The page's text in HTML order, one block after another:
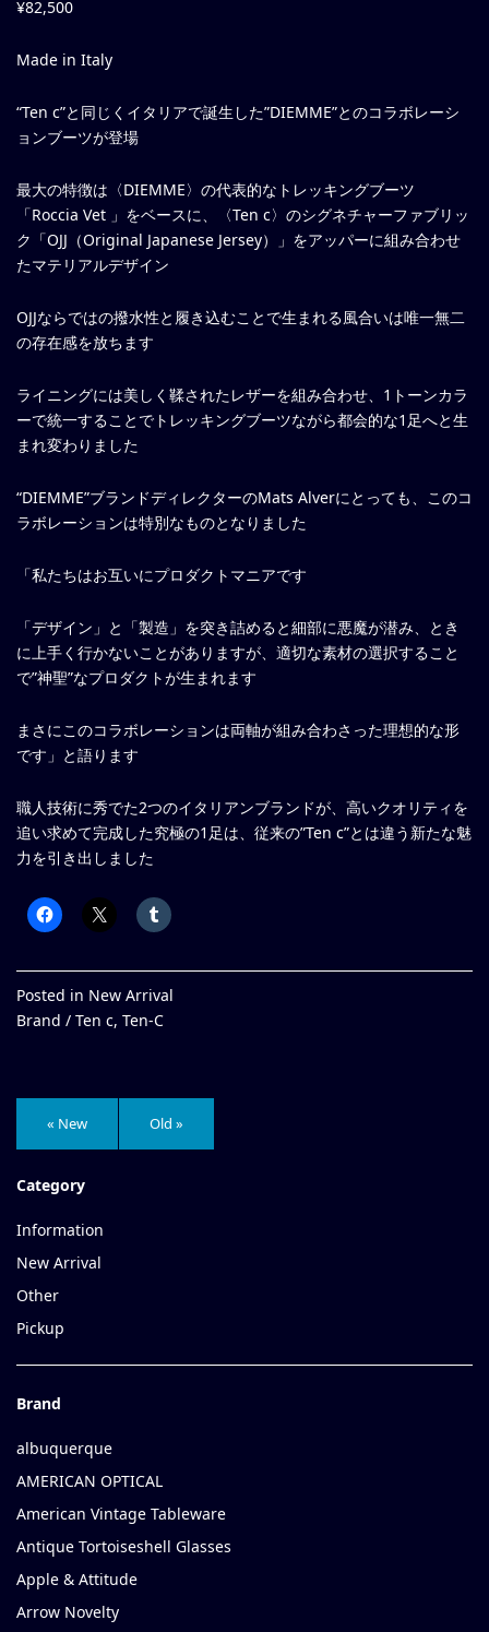
¥82,500
Made in Italy
“Ten c”と同じくイタリアで誕生した”DIEMME”とのコラボレーシ
ョンブーツが登場
最大の特徴は〈DIEMME〉の代表的なトレッキングブーツ
「Roccia Vet 」をベースに、〈Ten c〉のシグネチャーファブリッ
ク「OJJ（Original Japanese Jersey）」をアッパーに組み合わせ
たマテリアルデザイン
OJJならではの撥水性と履き込むことで生まれる風合いは唯一無二
の存在感を放ちます
ライニングには美しく鞣されたレザーを組み合わせ、1トーンカラ
ーで統一することでトレッキングブーツながら都会的な1足へと生
まれ変わりました
“DIEMME”ブランドディレクターのMats Alverにとっても、このコ
ラボレーションは特別なものとなりました
「私たちはお互いにプロダクトマニアです
「デザイン」と「製造」を突き詰めると細部に悪魔が潜み、とき
に上手く行かないことがありますが、適切な素材の選択すること
で”神聖”なプロダクトが生まれます
まさにこのコラボレーションは両軸が組み合わさった理想的な形
です」と語ります
職人技術に秀でた2つのイタリアンブランドが、高いクオリティを
追い求めて完成した究極の1足は、従来の”Ten c”とは違う新たな魅
力を引き出しました
Posted in New Arrival
Brand / Ten c, Ten-C
« New Old »
Category
Information
New Arrival
Other
Pickup
Brand
albuquerque
AMERICAN OPTICAL
American Vintage Tableware
Antique Tortoiseshell Glasses
Apple & Attitude
Arrow Novelty